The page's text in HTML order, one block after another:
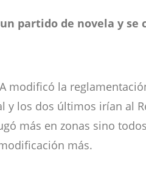
partido de novela y
modificó la
los dos últimos irían al
más en zonas sino
más.